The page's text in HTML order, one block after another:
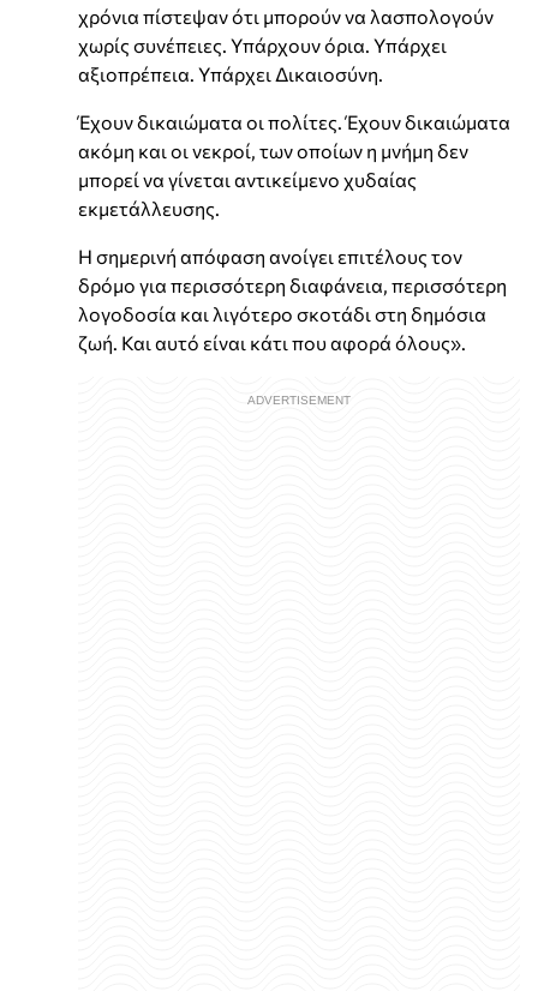
χρόνια πίστεψαν ότι μπορούν να λασπολογούν
χωρίς συνέπειες. Υπάρχουν όρια. Υπάρχει
αξιοπρέπεια. Υπάρχει Δικαιοσύνη.
Έχουν δικαιώματα οι πολίτες. Έχουν δικαιώματα
ακόμη και οι νεκροί, των οποίων η μνήμη δεν
μπορεί να γίνεται αντικείμενο χυδαίας
εκμετάλλευσης.
Η σημερινή απόφαση ανοίγει επιτέλους τον
δρόμο για περισσότερη διαφάνεια, περισσότερη
λογοδοσία και λιγότερο σκοτάδι στη δημόσια
ζωή. Και αυτό είναι κάτι που αφορά όλους».